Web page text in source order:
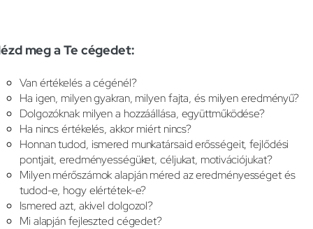
meg a Te cégedet:
Van értékelés a cégénél?
Ha igen, milyen gyakran, milyen fajta, és milyen eredményű?
Dolgozóknak milyen a hozzáállása, együttműködése?
Ha nincs értékelés, akkor miért nincs?
Honnan tudod, ismered munkatársaid erősségeit, fejlődési
pontjait, eredményességüket, céljukat, motivációjukat?
Milyen mérőszámok alapján méred az eredményességet és
tudod-e, hogy elértétek-e?
Ismered azt, akivel dolgozol?
Mi alapján fejleszted cégedet?